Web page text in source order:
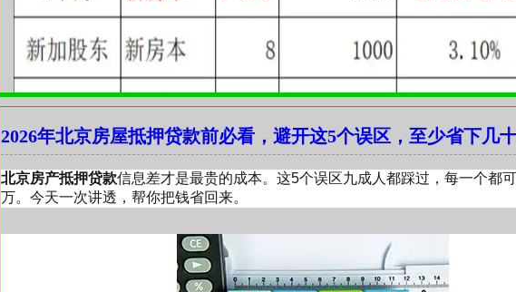
2026年北京房屋抵押贷款前必看，避开这5个误区，至少省下几
北京房产抵押贷款信息差才是最贵的成本。这5个误区九成人都踩过，每一个都
万。今天一次讲透，帮你把钱省回来。